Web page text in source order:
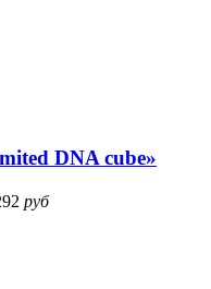
DNA cube»
руб